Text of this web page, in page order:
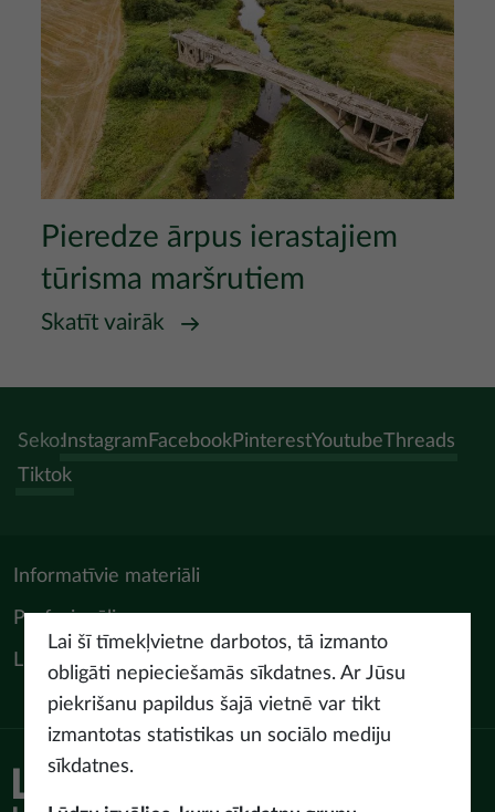
Pieredze ārpus ierastajiem
tūrisma maršrutiem
Skatīt vairāk
Seko:Instagram FacebookPinterestYoutubeThreads
Tiktok
Informatīvie materiāli
Profesionāļiem
LIAA Tūrisma departaments
Lietošanas noteikumi
Lai šī tīmekļvietne darbotos, tā izmanto
obligāti nepieciešamās sīkdatnes. Ar Jūsu
piekrišanu papildus šajā vietnē var tikt
izmantotas statistikas un sociālo mediju
sīkdatnes.